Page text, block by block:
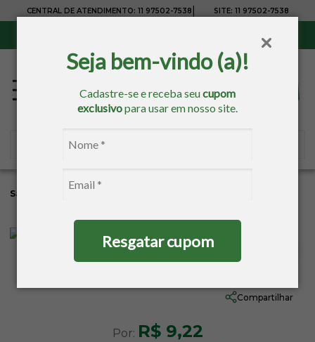
Seja bem-vindo (a)!
Cadastre-se e receba seucupom
exclusivopara usar em nosso site.
Resgatar cupom
CENTRAL DE ATENDIMENTO: 11 97502-7538 SITE: 11 97502-7538
Sacaria
Pincel Chato N:815 - 22 Tigre
Compartilhar
Por: R$ 9,22